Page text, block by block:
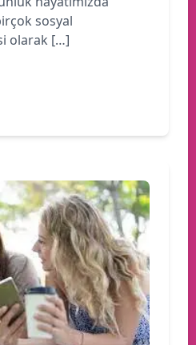
sosyal
olarak […]